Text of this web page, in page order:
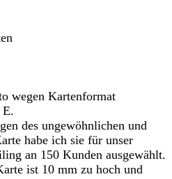
wegen Kartenformat
des ungewöhnlichen und
habe ich sie für unser
an 150 Kunden ausgewählt.
ist 10 mm zu hoch und